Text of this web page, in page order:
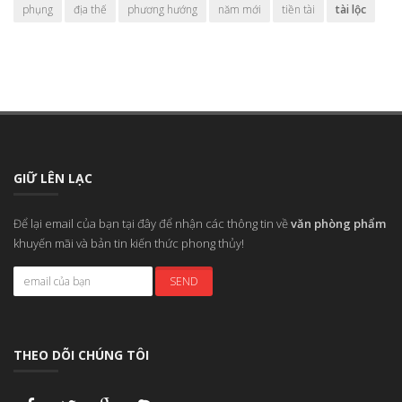
phụng
địa thế phương hướng năm mới tiền tài tài lộc
GIỮ LÊN LẠC
Để lại email của bạn tại đây để nhận các thông tin vềvăn phòng phẩm
khuyến mãi và bản tin kiến thức phong thủy!
THEO DÕI CHÚNG TÔI